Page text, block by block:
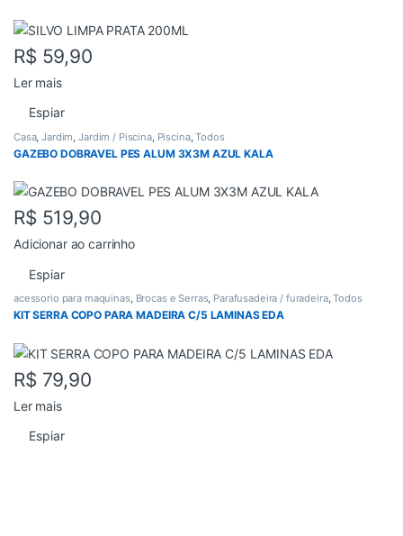
R$ 59,90
Ler mais
Espiar
Casa,Jardim,Jardim / Piscina, Piscina,Todos
GAZEBO DOBRAVEL PES ALUM 3X3M AZUL KALA
R$ 519,90
Adicionar ao carrinho
Espiar
acessorio para maquinas, Brocas e Serras, Parafusadeira / furadeira,Todos
KIT SERRA COPO PARA MADEIRA C/5 LAMINAS EDA
R$ 79,90
Ler mais
Espiar